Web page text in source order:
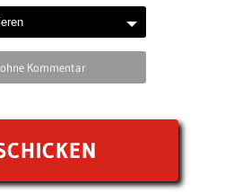
Kommentar